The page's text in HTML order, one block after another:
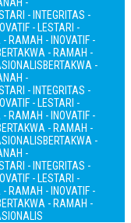
- INTEGRITAS -
- LESTARI -
- RAMAH - INOVATIF -
- RAMAH -
BERTAKWA -
-
- INTEGRITAS -
- LESTARI -
- RAMAH - INOVATIF -
- RAMAH -
BERTAKWA -
-
- INTEGRITAS -
- LESTARI -
- RAMAH - INOVATIF -
- RAMAH -